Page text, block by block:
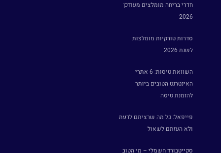
חדרי בריחה מומלצים מעודכן
2026
סדרות טורקיות מומלצות
לשנת 2026
השוואת טיסות: 6 אתרי
האינטרנט הטובים ביותר
להזמנת טיסה
פייפאל: כל מה שרציתם לדעת
ולא העזתם לשאול
סקייטבורד חשמלי – מי הטוב